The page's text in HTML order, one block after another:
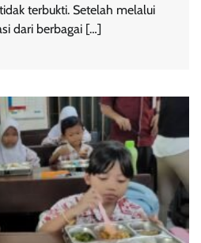
terbukti. Setelah melalui
dari berbagai […]